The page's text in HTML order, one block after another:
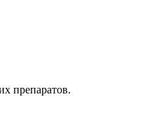
препаратов.